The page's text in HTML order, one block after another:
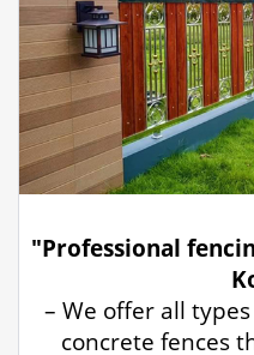
"Professional
– We offer all
concrete fences